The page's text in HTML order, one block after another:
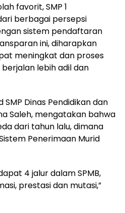
favorit, SMP 1
berbagai persepsi
sistem pendaftaran
ini, diharapkan
meningkat dan proses
lebih adil dan
Dinas Pendidikan dan
Saleh, mengatakan bahwa
dari tahun lalu, dimana
Penerimaan Murid
4 jalur dalam SPMB,
prestasi dan mutasi,”